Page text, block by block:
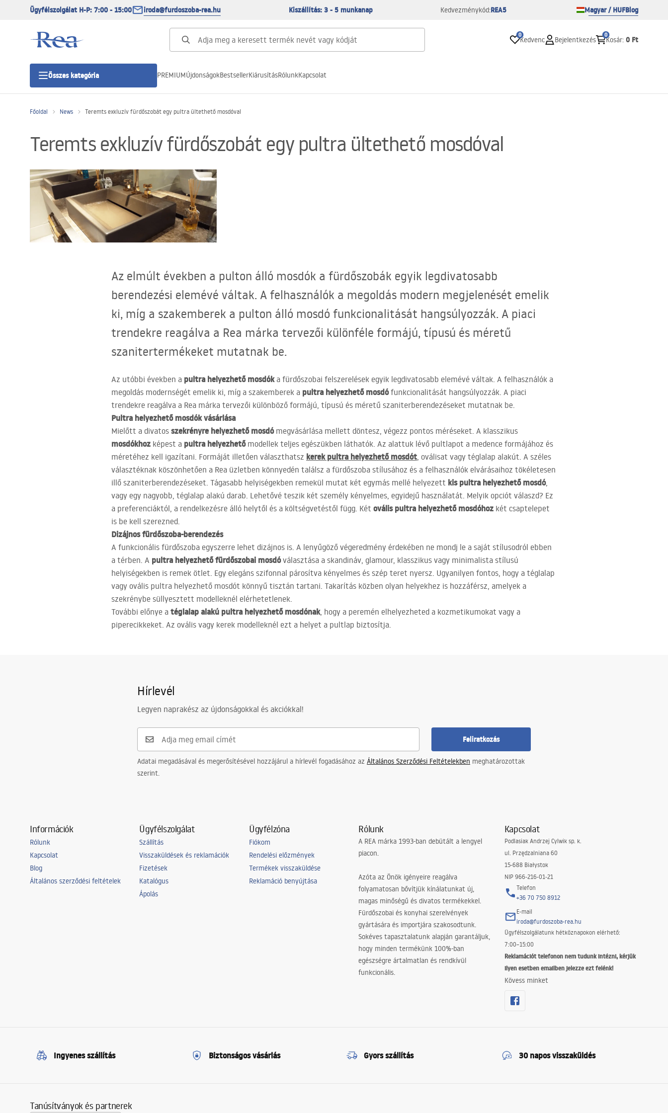
Ügyfélszolgálat H-P: 7:00 - 15:00 iroda@furdoszoba-rea.hu Kiszállítás: 3 - 5 munkanap Kedvezménykód:REA5 Magyar / HUFBlog
0
Kedvenc Bejelentkezés
0
Kosár: 0 Ft
Összes kategória
Zuhanyajtó
Zuhanytálcák
Zuhanylefolyók
WC-csésze készlet bidével
Fürdőkádak és paravánok
Fürdőszoba csaptelepek
Fürdőszobai kiegészítők és
PREMIUMÚjdonságokBestsellerKiárusításRólunkKapcsolat
Főoldal News Teremts exkluzív fürdőszobát egy pultra ültethető mosdóval
Teremts exkluzív fürdőszobát egy pultra ültethető mosdóval
Az elmúlt években a pulton álló mosdók a fürdőszobák egyik legdivatosabb
berendezési elemévé váltak. A felhasználók a megoldás modern megjelenését emelik
ki, míg a szakemberek a pulton álló mosdó funkcionalitását hangsúlyozzák. A piaci
trendekre reagálva a Rea márka tervezői különféle formájú, típusú és méretű
szanitertermékeket mutatnak be.
Az utóbbi években a pultra helyezhető mosdóka fürdőszobai felszerelések egyik legdivatosabb elemévé váltak. A felhasználók a
megoldás modernségét emelik ki, míg a szakemberek a pultra helyezhető mosdófunkcionalitását hangsúlyozzák. A piaci
trendekre reagálva a Rea márka tervezői különböző formájú, típusú és méretű szaniterberendezéseket mutatnak be.
Pultra helyezhető mosdók vásárlása
Mielőtt a divatos szekrényre helyezhető mosdómegvásárlása mellett döntesz, végezz pontos méréseket. A klasszikus
mosdókhoz képest a pultra helyezhetőmodellek teljes egészükben láthatók. Az alattuk lévő pultlapot a medence formájához és
méretéhez kell igazítani. Formáját illetően választhatsz kerek pultra helyezhető mosdót, oválisat vagy téglalap alakút. A széles
választéknak köszönhetően a Rea üzletben könnyedén találsz a fürdőszoba stílusához és a felhasználók elvárásaihoz tökéletesen
illő szaniterberendezéseket. Tágasabb helyiségekben remekül mutat két egymás mellé helyezett kis pultra helyezhető mosdó,
vagy egy nagyobb, téglalap alakú darab. Lehetővé teszik két személy kényelmes, egyidejű használatát. Melyik opciót válaszd? Ez
a preferenciáktól, a rendelkezésre álló helytől és a költségvetéstől függ. Két ovális pultra helyezhető mosdóhoz két csaptelepet
is be kell szerezned.
Dizájnos fürdőszoba-berendezés
A funkcionális fürdőszoba egyszerre lehet dizájnos is. A lenyűgöző végeredmény érdekében ne mondj le a saját stílusodról ebben
a térben. A pultra helyezhető fürdőszobai mosdóválasztása a skandináv, glamour, klasszikus vagy minimalista stílusú
helyiségekben is remek ötlet. Egy elegáns szifonnal párosítva kényelmes és szép teret nyersz. Ugyanilyen fontos, hogy a téglalap
vagy ovális pultra helyezhető mosdót könnyű tisztán tartani. Takarítás közben olyan helyekhez is hozzáférsz, amelyek a
szekrénybe süllyesztett modelleknél elérhetetlenek.
További előnye a téglalap alakú pultra helyezhető mosdónak, hogy a peremén elhelyezheted a kozmetikumokat vagy a
piperecikkeket. Az ovális vagy kerek modelleknél ezt a helyet a pultlap biztosítja.
Hírlevél
Legyen naprakész az újdonságokkal és akciókkal!
Feliratkozás
Adatai megadásával és megerősítésével hozzájárul a hírlevél fogadásához az Általános Szerződési Feltételekben meghatározottak
szerint.
Információk
Rólunk
Kapcsolat
Blog
Általános szerződési feltételek
Ügyfélszolgálat
Szállítás
Visszaküldések és reklamációk
Fizetések
Katalógus
Ápolás
Ügyfélzóna
Fiókom
Rendelési előzmények
Termékek visszaküldése
Reklamáció benyújtása
Rólunk
A REA márka 1993-ban debütált a lengyel
piacon.
Azóta az Önök igényeire reagálva
folyamatosan bővítjük kínálatunkat új,
magas minőségű és divatos termékekkel.
Fürdőszobai és konyhai szerelvények
gyártására és importjára szakosodtunk.
Sokéves tapasztalatunk alapján garantáljuk,
hogy minden termékünk 100%-ban
egészségre ártalmatlan és rendkívül
funkcionális.
Kapcsolat
Podlasiak Andrzej Cylwik sp. k.
ul. Przędzalniana 60
15-688 Białystok
NIP 966-216-01-21
Telefon
+36 70 750 8912
E-mail
iroda@furdoszoba-rea.hu
Ügyfélszolgálatunk hétköznapokon elérhető:
7:00–15:00
Reklamációt telefonon nem tudunk intézni, kérjük
ilyen esetben emailben jelezze ezt felénk!
Kövess minket
Ingyenes szállítás Biztonságos vásárlás Gyors szállítás 30 napos visszaküldés
Tanúsítványok és partnerek